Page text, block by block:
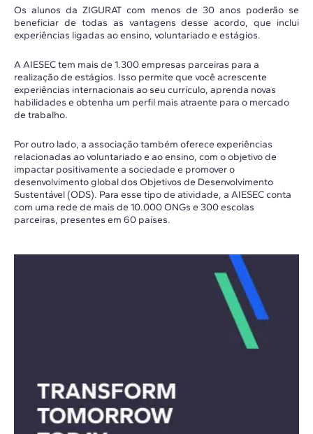
Os alunos da ZIGURAT com menos de 30 anos poderão se
beneficiar de todas as vantagens desse acordo, que inclui
experiências ligadas ao ensino, voluntariado e estágios.
A AIESEC tem mais de 1.300 empresas parceiras para a
realização de estágios. Isso permite que você acrescente
experiências internacionais ao seu currículo, aprenda novas
habilidades e obtenha um perfil mais atraente para o mercado
de trabalho.
Por outro lado, a associação também oferece experiências
relacionadas ao voluntariado e ao ensino, com o objetivo de
impactar positivamente a sociedade e promover o
desenvolvimento global dos Objetivos de Desenvolvimento
Sustentável (ODS). Para esse tipo de atividade, a AIESEC conta
com uma rede de mais de 10.000 ONGs e 300 escolas
parceiras, presentes em 60 países.